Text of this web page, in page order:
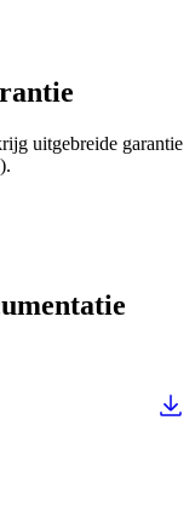
uitgebreide garantie